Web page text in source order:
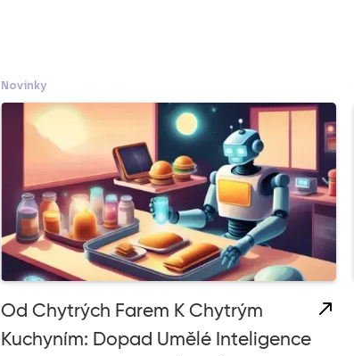
Novinky
Od Chytrých Farem K Chytrým
Kuchyním: Dopad Umělé Inteligence